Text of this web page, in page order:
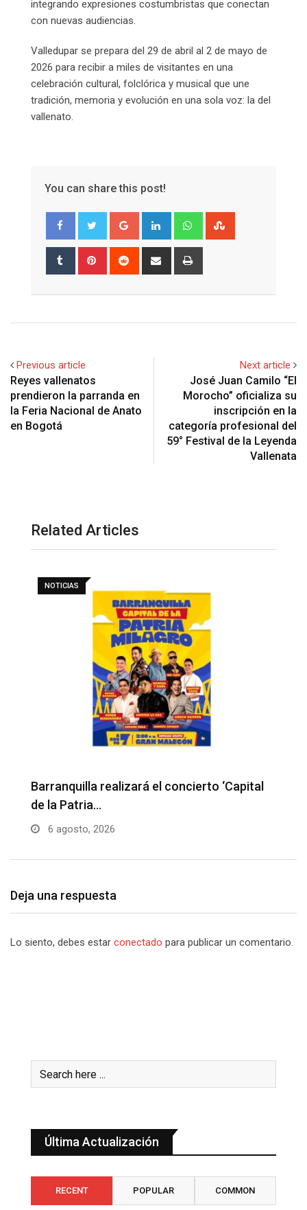
integrando expresiones costumbristas que conectan
con nuevas audiencias.
Valledupar se prepara del 29 de abril al 2 de mayo de
2026 para recibir a miles de visitantes en una
celebración cultural, folclórica y musical que une
tradición, memoria y evolución en una sola voz: la del
vallenato.
You can share this post!
Google+ LinkedIn Whatsapp
Tumblr Pinterest Reddit
Share
Previous article
Reyes vallenatos
prendieron la parranda en
la Feria Nacional de Anato
en Bogotá
Next article
José Juan Camilo “El
Morocho” oficializa su
inscripción en la
categoría profesional del
59° Festival de la Leyenda
Vallenata
Related Articles
NOTICIAS
Barranquilla realizará el concierto ‘Capital
de la Patria…
6 agosto, 2026
Deja una respuesta
Lo siento, debes estar conectado para publicar un comentario.
Última Actualización
RECENT POPULAR COMMON